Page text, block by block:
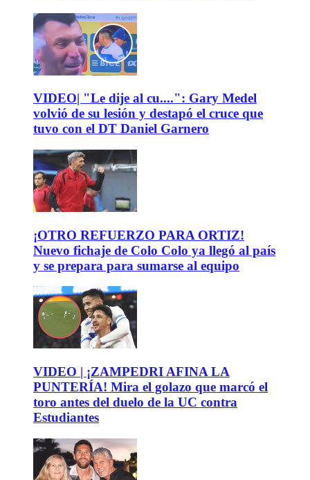
VIDEO| "Le dije al cu....": Gary Medel
volvió de su lesión y destapó el cruce que
tuvo con el DT Daniel Garnero
¡OTRO REFUERZO PARA ORTIZ!
Nuevo fichaje de Colo Colo ya llegó al país
y se prepara para sumarse al equipo
VIDEO | ¡ZAMPEDRI AFINA LA
PUNTERÍA! Mira el golazo que marcó el
toro antes del duelo de la UC contra
Estudiantes